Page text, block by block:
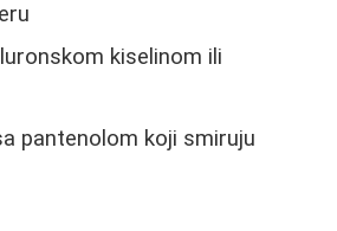
kiselinom ili
pantenolom koji smiruju